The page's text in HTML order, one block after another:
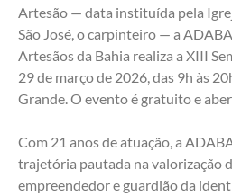
Artesão — data instituída pela
São José, o carpinteiro — a
Artesãos da Bahia realiza a XIII
29 de março de 2026, das 9h às
Grande. O evento é gratuito e
Com 21 anos de atuação, a
trajetória pautada na valorização
empreendedor e guardião da